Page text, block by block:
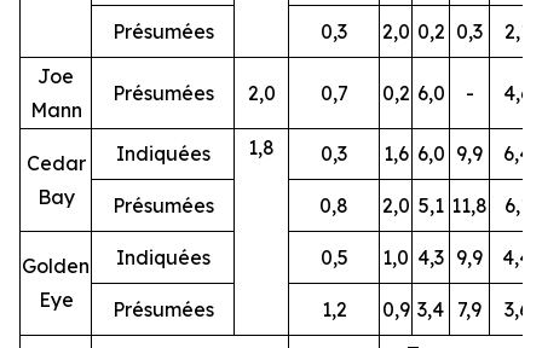
Présumées 0,3 2,0 0,2 0,3
2,1
Joe
Mann
Présumées 2,0 0,7 0,2 6,0 - 4,6
Cedar
Bay
Indiquées 1,8 0,3 1,6 6,0 9,9 6,4
Présumées 0,8 2,0 5,1 11,8 6,1
Golden
Eye
Indiquées 0,5 1,0 4,3 9,9 4,4
Présumées 1,2 0,9 3,4 7,9 3,6